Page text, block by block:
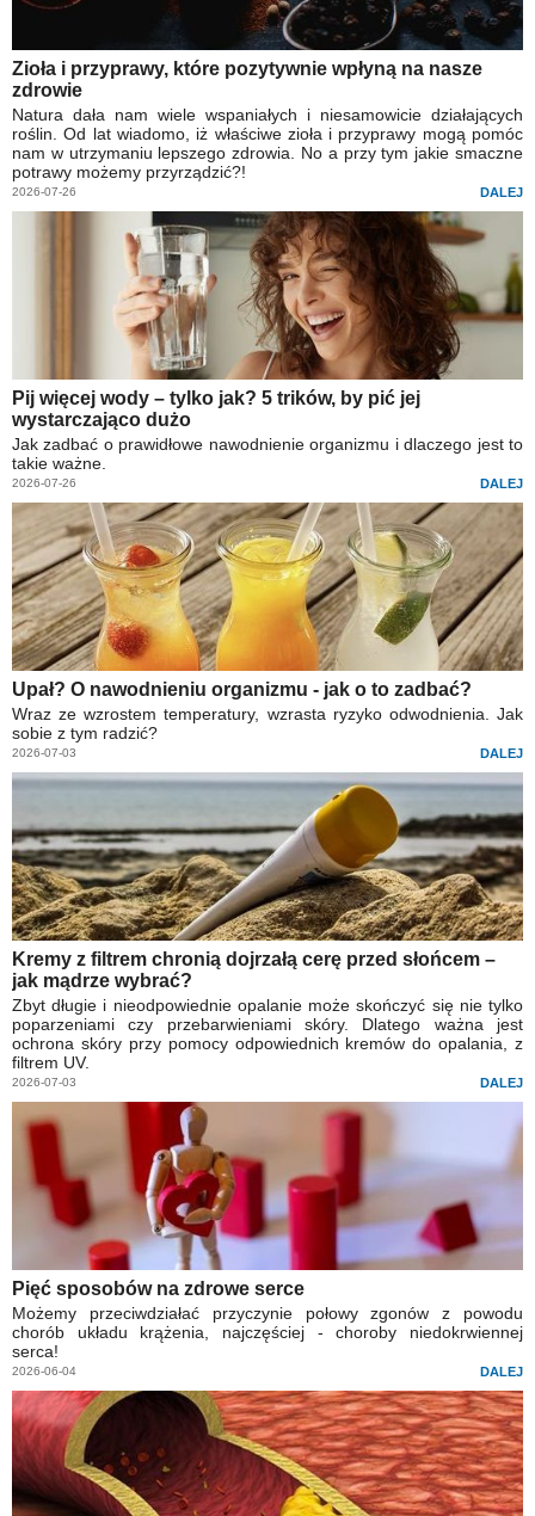
Zioła i przyprawy, które pozytywnie wpłyną na nasze
zdrowie
Natura dała nam wiele wspaniałych i niesamowicie działających
roślin. Od lat wiadomo, iż właściwe zioła i przyprawy mogą pomóc
nam w utrzymaniu lepszego zdrowia. No a przy tym jakie smaczne
potrawy możemy przyrządzić?!
2026-07-26 DALEJ
Pij więcej wody – tylko jak? 5 trików, by pić jej
wystarczająco dużo
Jak zadbać o prawidłowe nawodnienie organizmu i dlaczego jest to
takie ważne.
2026-07-26 DALEJ
Upał? O nawodnieniu organizmu - jak o to zadbać?
Wraz ze wzrostem temperatury, wzrasta ryzyko odwodnienia. Jak
sobie z tym radzić?
2026-07-03 DALEJ
Kremy z filtrem chronią dojrzałą cerę przed słońcem –
jak mądrze wybrać?
Zbyt długie i nieodpowiednie opalanie może skończyć się nie tylko
poparzeniami czy przebarwieniami skóry. Dlatego ważna jest
ochrona skóry przy pomocy odpowiednich kremów do opalania, z
filtrem UV.
2026-07-03 DALEJ
Pięć sposobów na zdrowe serce
Możemy przeciwdziałać przyczynie połowy zgonów z powodu
chorób układu krążenia, najczęściej - choroby niedokrwiennej
serca!
2026-06-04 DALEJ